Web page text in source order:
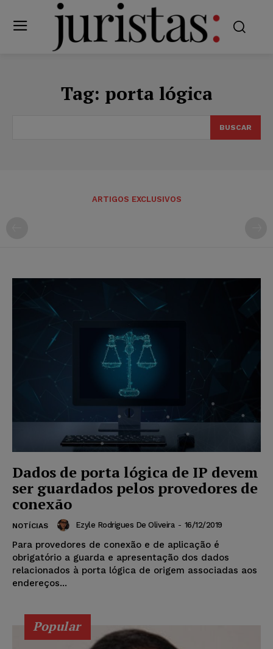
Tag: porta lógica
BUSCAR
ARTIGOS EXCLUSIVOS
Dados de porta lógica de IP devem
ser guardados pelos provedores de
conexão
NOTÍCIAS Ezyle Rodrigues De Oliveira - 16/12/2019
Para provedores de conexão e de aplicação é
obrigatório a guarda e apresentação dos dados
relacionados à porta lógica de origem associadas aos
endereços...
Popular